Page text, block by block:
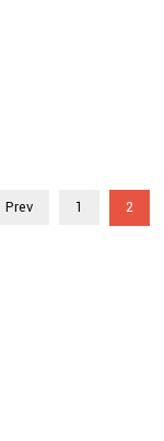
Prev 1 2